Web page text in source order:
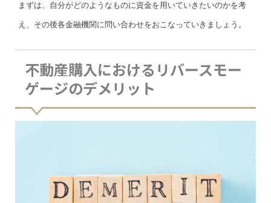
まずは、自分がどのようなものに資金を用いていきたいのかを考
え、その後各金融機関に問い合わせをおこなっていきましょう。
不動産購入におけるリバースモー
ゲージのデメリット